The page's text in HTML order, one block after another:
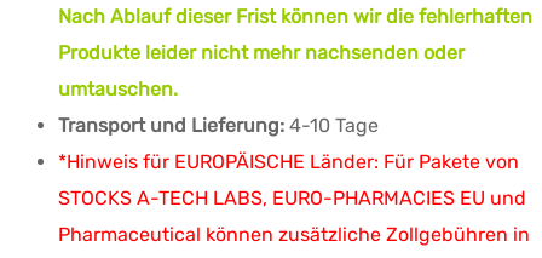
Nach Ablauf dieser Frist können wir die fehlerhaften
Produkte leider nicht mehr nachsenden oder
umtauschen.
Transport und Lieferung: 4-10 Tage
*Hinweis für EUROPÄISCHE Länder: Für Pakete von
STOCKS A-TECH LABS, EURO-PHARMACIES EU und
Pharmaceutical können zusätzliche Zollgebühren in